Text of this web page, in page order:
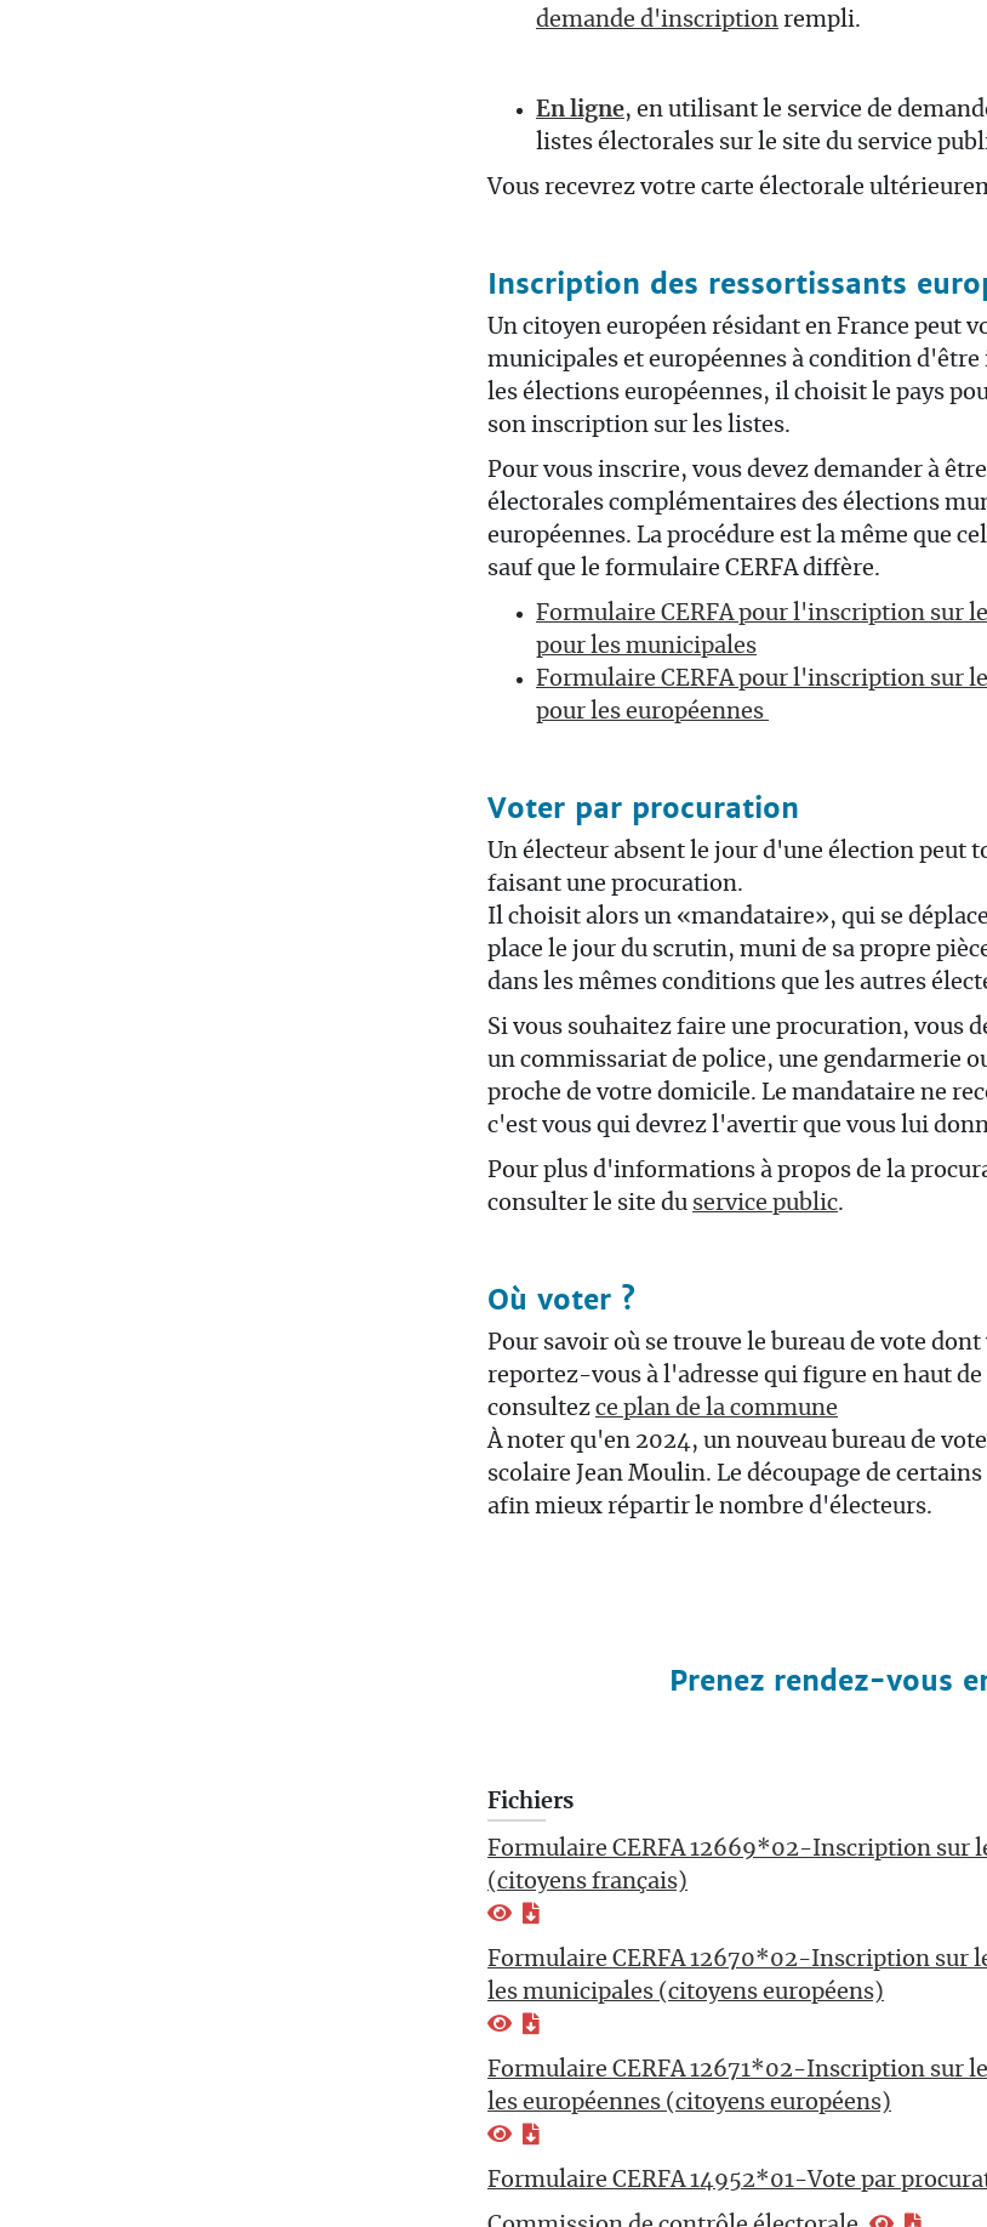
demande d'inscription rempli.
En ligne, en utilisant le service de
listes électorales sur le site du service
Vous recevrez votre carte électorale
Inscription des ressortissants
Un citoyen européen résidant en France peut
municipales et européennes à condition
les élections européennes, il choisit le pays
son inscription sur les listes.
Pour vous inscrire, vous devez demander à
électorales complémentaires des élections
européennes. La procédure est la même que
sauf que le formulaire CERFA diffère.
Formulaire CERFA pour l'inscription sur
pour les municipales
Formulaire CERFA pour l'inscription sur
pour les européennes
Voter par procuration
Un électeur absent le jour d'une élection peut
faisant une procuration.
Il choisit alors un «mandataire», qui se
place le jour du scrutin, muni de sa propre
dans les mêmes conditions que les autres
Si vous souhaitez faire une procuration, vous
un commissariat de police, une gendarmerie
proche de votre domicile. Le mandataire ne
c'est vous qui devrez l'avertir que vous lui
Pour plus d'informations à propos de la
consulter le site du service public.
Où voter ?
Pour savoir où se trouve le bureau de vote dont
reportez-vous à l'adresse qui figure en haut
consultez ce plan de la commune
À noter qu'en 2024, un nouveau bureau de
scolaire Jean Moulin. Le découpage de
afin mieux répartir le nombre d'électeurs.
Prenez rendez-vous
Fichiers
Formulaire CERFA 12669*02-Inscription sur
(citoyens français)
Formulaire CERFA 12670*02-Inscription sur
les municipales (citoyens européens)
Formulaire CERFA 12671*02-Inscription sur
les européennes (citoyens européens)
Formulaire CERFA 14952*01-Vote par